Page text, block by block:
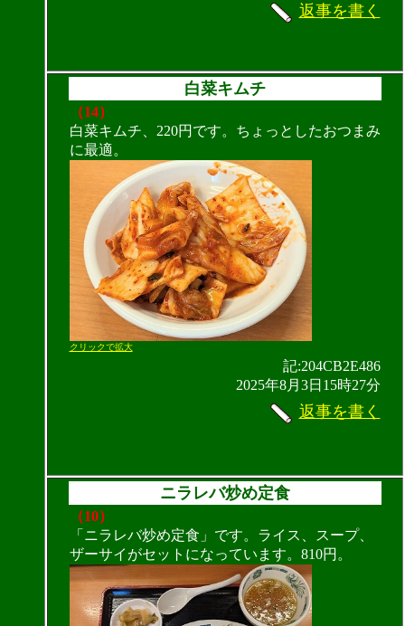
返事を書く
白菜キムチ
（14）
白菜キムチ、220円です。ちょっとしたおつまみ
に最適。
クリックで拡大
記:204CB2E486
2025年8月3日15時27分
返事を書く
ニラレバ炒め定食
（10）
「ニラレバ炒め定食」です。ライス、スープ、
ザーサイがセットになっています。810円。